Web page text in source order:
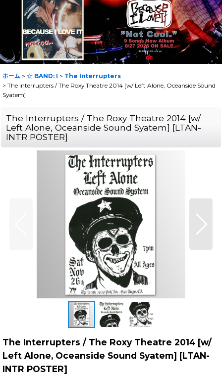
ホーム > ☆ BAND: I > The Interrupters
> The Interrupters / The Roxy Theatre 2014 [w/ Left Alone, Oceanside Sound
Syatem]
The Interrupters / The Roxy Theatre 2014 [w/
Left Alone, Oceanside Sound Syatem] [LTAN-
INTR POSTER]
The Interrupters / The Roxy Theatre 2014 [w/
Left Alone, Oceanside Sound Syatem] [LTAN-
INTR POSTER]